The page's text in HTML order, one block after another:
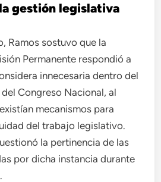
gestión legislativa
Ramos sostuvo que la
Permanente respondió a
innecesaria dentro del
Congreso Nacional, al
mecanismos para
del trabajo legislativo.
la pertinencia de las
por dicha instancia durante